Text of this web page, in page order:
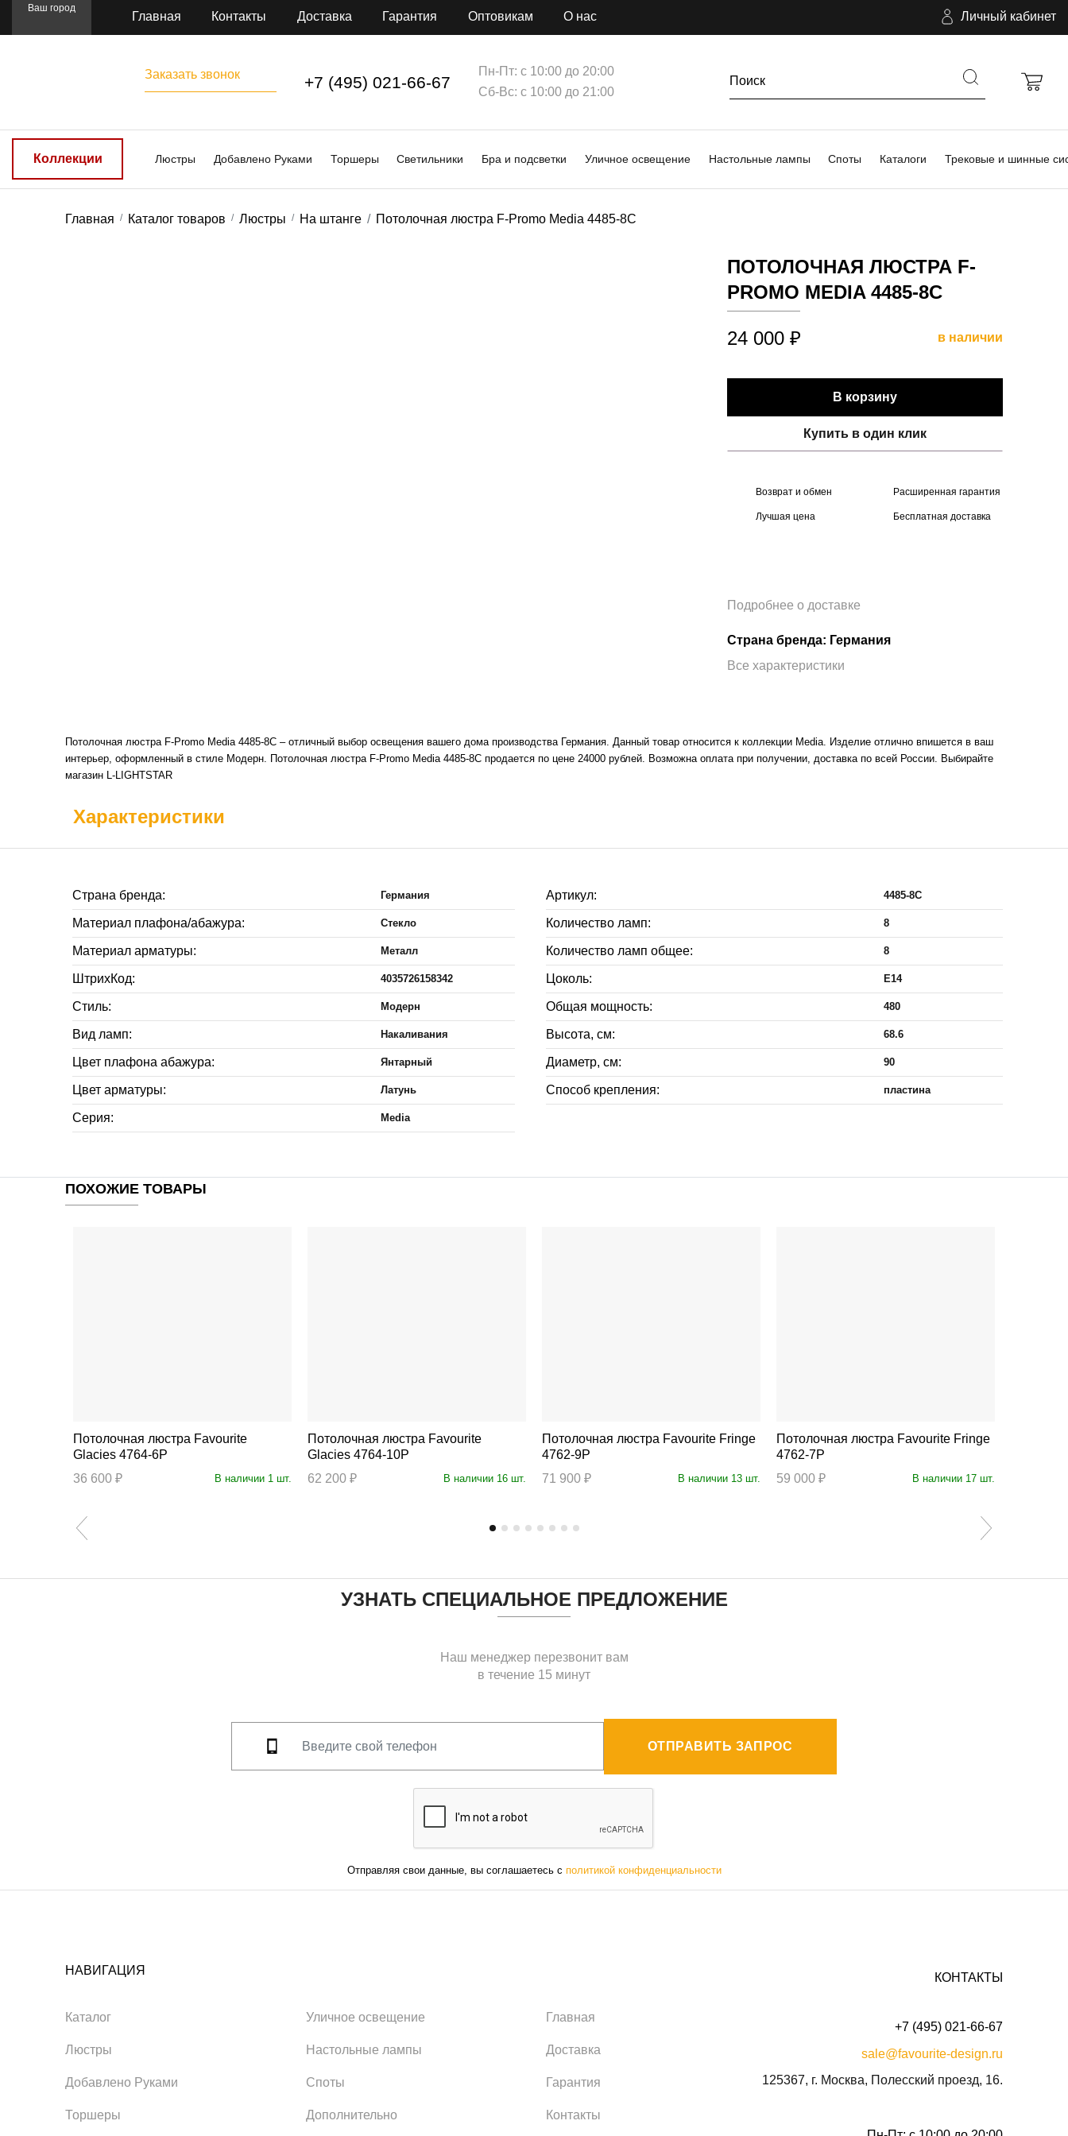
Ваш город
Главная Контакты Доставка Гарантия Оптовикам О нас Личный кабинет
Заказать звонок +7 (495) 021-66-67
Пн-Пт: с 10:00 до 20:00
Сб-Вс: с 10:00 до 21:00
Коллекции Люстры Добавлено Руками Торшеры Светильники Бра и подсветки Уличное освещение Настольные лампы Споты Каталоги Трековые и шинные
Главная Каталог товаров Люстры На штанге Потолочная люстра F-Promo Media 4485-8C
ПОТОЛОЧНАЯ ЛЮСТРА F-
PROMO MEDIA 4485-8C
24 000 ₽ в наличии
В корзину
Купить в один клик
Возврат и обмен Расширенная гарантия
Лучшая цена Бесплатная доставка
Подробнее о доставке
Страна бренда: Германия
Все характеристики
Потолочная люстра F-Promo Media 4485-8C – отличный выбор освещения вашего дома производства Германия. Данный товар относится к коллекции Media. Изделие отлично впишется в ваш
интерьер, оформленный в стиле Модерн. Потолочная люстра F-Promo Media 4485-8C продается по цене 24000 рублей. Возможна оплата при получении, доставка по всей России. Выбирайте
магазин L-LIGHTSTAR
Характеристики
Страна бренда: Германия
Материал плафона/абажура: Стекло
Материал арматуры: Металл
ШтрихКод: 4035726158342
Стиль: Модерн
Вид ламп: Накаливания
Цвет плафона абажура: Янтарный
Цвет арматуры: Латунь
Серия: Media
Артикул: 4485-8C
Количество ламп: 8
Количество ламп общее: 8
Цоколь: E14
Общая мощность: 480
Высота, см: 68.6
Диаметр, см: 90
Способ крепления: пластина
ПОХОЖИЕ ТОВАРЫ
Потолочная люстра Favourite
Glacies 4764-6P
36 600 ₽
В наличии 1 шт.
Потолочная люстра Favourite
Glacies 4764-10P
62 200 ₽
В наличии 16 шт.
Потолочная люстра Favourite Fringe
4762-9P
71 900 ₽
В наличии 13 шт.
Потолочная люстра Favourite Fringe
4762-7P
59 000 ₽
В наличии 17 шт.
УЗНАТЬ СПЕЦИАЛЬНОЕ ПРЕДЛОЖЕНИЕ
Наш менеджер перезвонит вам
в течение 15 минут
ОТПРАВИТЬ ЗАПРОС
Отправляя свои данные, вы соглашаетесь с политикой конфиденциальности
НАВИГАЦИЯ
Каталог
Люстры
Добавлено Руками
Торшеры
Уличное освещение
Настольные лампы
Споты
Дополнительно
Главная
Доставка
Гарантия
Контакты
КОНТАКТЫ
+7 (495) 021-66-67
sale@favourite-design.ru
125367, г. Москва, Полесский проезд, 16.